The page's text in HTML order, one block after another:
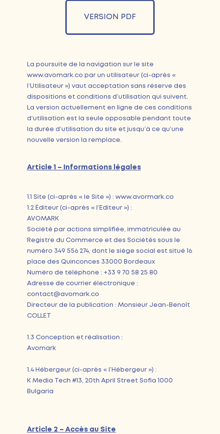
VERSION PDF
La poursuite de la navigation sur le site
www.avomark.co par un utilisateur (ci-après «
l’Utilisateur ») vaut acceptation sans réserve des
dispositions et conditions d’utilisation qui suivent.
La version actuellement en ligne de ces conditions
d’utilisation est la seule opposable pendant toute
la durée d’utilisation du site et jusqu’à ce qu’une
nouvelle version la remplace.
Article 1 – Informations légales
1.1 Site (ci-après « le Site ») : www.avormark.co
1.2 Éditeur (ci-après « l’Editeur ») :
AVOMARK
Société par actions simplifiée, immatriculée au
Registre du Commerce et des Sociétés sous le
numéro 349 556 274, dont le siège social est situé 16
place des Quinconces 33000 Bordeaux
Numéro de téléphone : +33 9 70 58 25 80
Adresse de courrier électronique :
contact@avomark.co
Directeur de la publication : Monsieur Jean-Benoît
COLLET
1.3 Conception et réalisation :
Avomark
1.4 Hébergeur (ci-après « l’Hébergeur ») :
K Media Tech #13, 20th April Street Sofia 1000
Bulgaria
Article 2 – Accès au Site